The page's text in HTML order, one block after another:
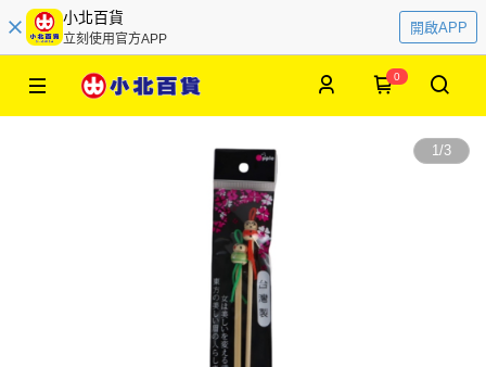
小北百貨
立刻使用官方APP
開啟APP
0
1/3